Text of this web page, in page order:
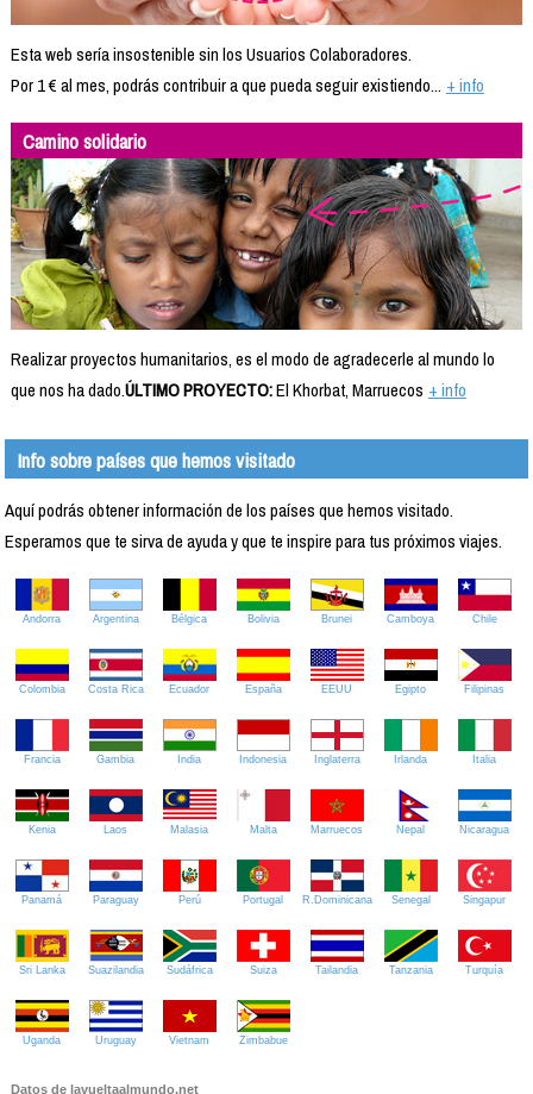
Esta web sería insostenible sin los Usuarios Colaboradores.
Por 1 € al mes, podrás contribuir a que pueda seguir existiendo... + info
Camino solidario
Realizar proyectos humanitarios, es el modo de agradecerle al mundo lo
que nos ha dado.ÚLTIMO PROYECTO:El Khorbat, Marruecos + info
Info sobre países que hemos visitado
Aquí podrás obtener información de los países que hemos visitado.
Esperamos que te sirva de ayuda y que te inspire para tus próximos viajes.
Andorra Argentina Bélgica Bolivia Brunei Camboya Chile
Colombia Costa Rica Ecuador España EEUU Egipto Filipinas
Francia Gambia India Indonesia Inglaterra Irlanda Italia
Kenia Laos Malasia Malta Marruecos Nepal Nicaragua
Panamá Paraguay Perú Portugal R.Dominicana Senegal Singapur
Sri Lanka Suazilandia Sudáfrica Suiza Tailandia Tanzania Turquía
Uganda Uruguay Vietnam Zimbabue
Datos de lavueltaalmundo.net